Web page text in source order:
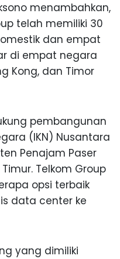
menambahkan,
telah memiliki 30
dan empat
di empat negara
Kong, dan Timor
pembangunan
(IKN) Nusantara
Penajam Paser
Telkom Group
opsi terbaik
data center ke
yang dimiliki